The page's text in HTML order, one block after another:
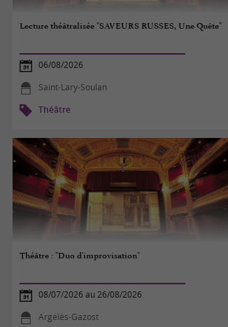
Lecture théâtralisée "SAVEURS RUSSES, Une Quête"
06/08/2026
Saint-Lary-Soulan
Théâtre
Théâtre : "Duo d'improvisation"
08/07/2026 au 26/08/2026
Argelès-Gazost